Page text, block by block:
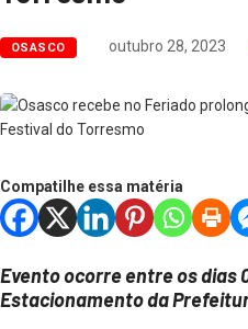
OSASCO outubro 28, 2023
Compatilhe essa matéria
Evento ocorre entre os dias
Estacionamento da